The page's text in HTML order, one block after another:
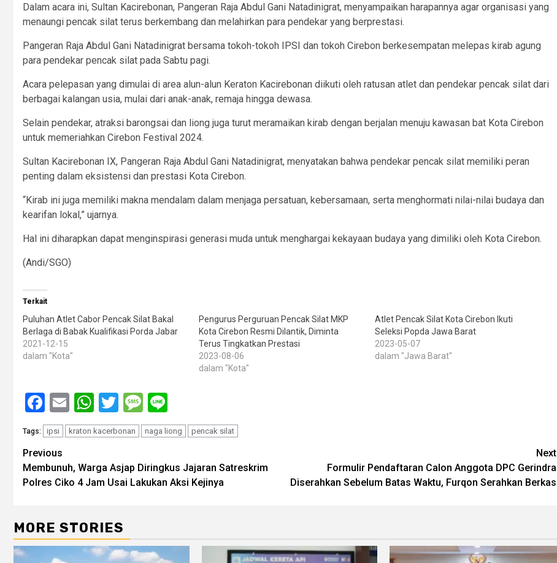
Dalam acara ini, Sultan Kacirebonan, Pangeran Raja Abdul Gani Natadinigrat, menyampaikan harapannya agar organisasi yang
menaungi pencak silat terus berkembang dan melahirkan para pendekar yang berprestasi.
Pangeran Raja Abdul Gani Natadinigrat bersama tokoh-tokoh IPSI dan tokoh Cirebon berkesempatan melepas kirab agung
para pendekar pencak silat pada Sabtu pagi.
Acara pelepasan yang dimulai di area alun-alun Keraton Kacirebonan diikuti oleh ratusan atlet dan pendekar pencak silat dari
berbagai kalangan usia, mulai dari anak-anak, remaja hingga dewasa.
Selain pendekar, atraksi barongsai dan liong juga turut meramaikan kirab dengan berjalan menuju kawasan bat Kota Cirebon
untuk memeriahkan Cirebon Festival 2024.
Sultan Kacirebonan IX, Pangeran Raja Abdul Gani Natadinigrat, menyatakan bahwa pendekar pencak silat memiliki peran
penting dalam eksistensi dan prestasi Kota Cirebon.
“Kirab ini juga memiliki makna mendalam dalam menjaga persatuan, kebersamaan, serta menghormati nilai-nilai budaya dan
kearifan lokal,” ujarnya.
Hal ini diharapkan dapat menginspirasi generasi muda untuk menghargai kekayaan budaya yang dimiliki oleh Kota Cirebon.
(Andi/SGO)
Terkait
Puluhan Atlet Cabor Pencak Silat Bakal
Berlaga di Babak Kualifikasi Porda Jabar
2021-12-15
dalam "Kota"
Pengurus Perguruan Pencak Silat MKP
Kota Cirebon Resmi Dilantik, Diminta
Terus Tingkatkan Prestasi
2023-08-06
dalam "Kota"
Atlet Pencak Silat Kota Cirebon Ikuti
Seleksi Popda Jawa Barat
2023-05-07
dalam "Jawa Barat"
Facebook
EmailWhatsApp
TwitterMessage
Tags: ipsi kraton kacerbonan naga liong pencak silat
Post
navigation
Previous
Membunuh, Warga Asjap Diringkus Jajaran Satreskrim
Polres Ciko 4 Jam Usai Lakukan Aksi Kejinya
Next
Formulir Pendaftaran Calon Anggota DPC Gerindra
Diserahkan Sebelum Batas Waktu, Furqon Serahkan Berkas
MORE STORIES